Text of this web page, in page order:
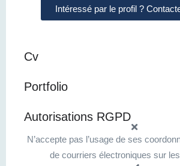
Intéressé par le profil ?
Cv
Portfolio
Autorisations RGPD
N’accepte pas l’usage de ses
de courriers électroniques sur